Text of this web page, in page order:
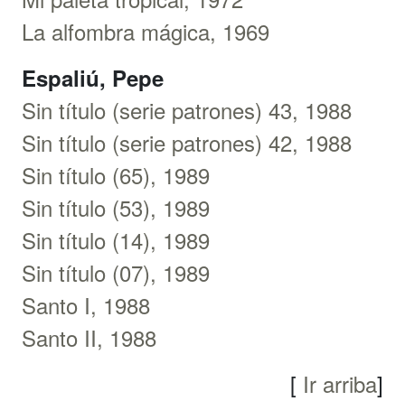
La alfombra mágica, 1969
Espaliú, Pepe
Sin título (serie patrones) 43, 1988
Sin título (serie patrones) 42, 1988
Sin título (65), 1989
Sin título (53), 1989
Sin título (14), 1989
Sin título (07), 1989
Santo I, 1988
Santo II, 1988
[ Ir arriba]